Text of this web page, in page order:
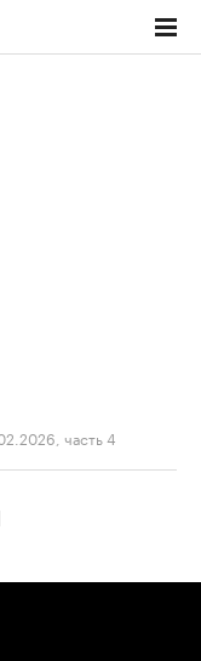
часть 4